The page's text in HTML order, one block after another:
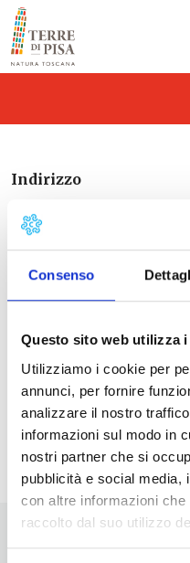
Consenso
Questo sito web utilizza
Utilizziamo i cookie per
annunci, per fornire
analizzare il nostro
informazioni sul modo in
nostri partner che si
pubblicità e social media,
con altre informazioni
raccolto dal suo utilizzo
Vai al contenuto
Indirizzo
Prossimi eventi
<li>Non ci sono eventi